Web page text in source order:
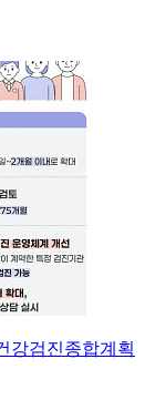
강검진종합계획